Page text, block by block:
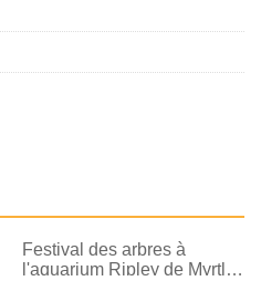
Festival des arbres à
l'aquarium Ripley de Myrtle